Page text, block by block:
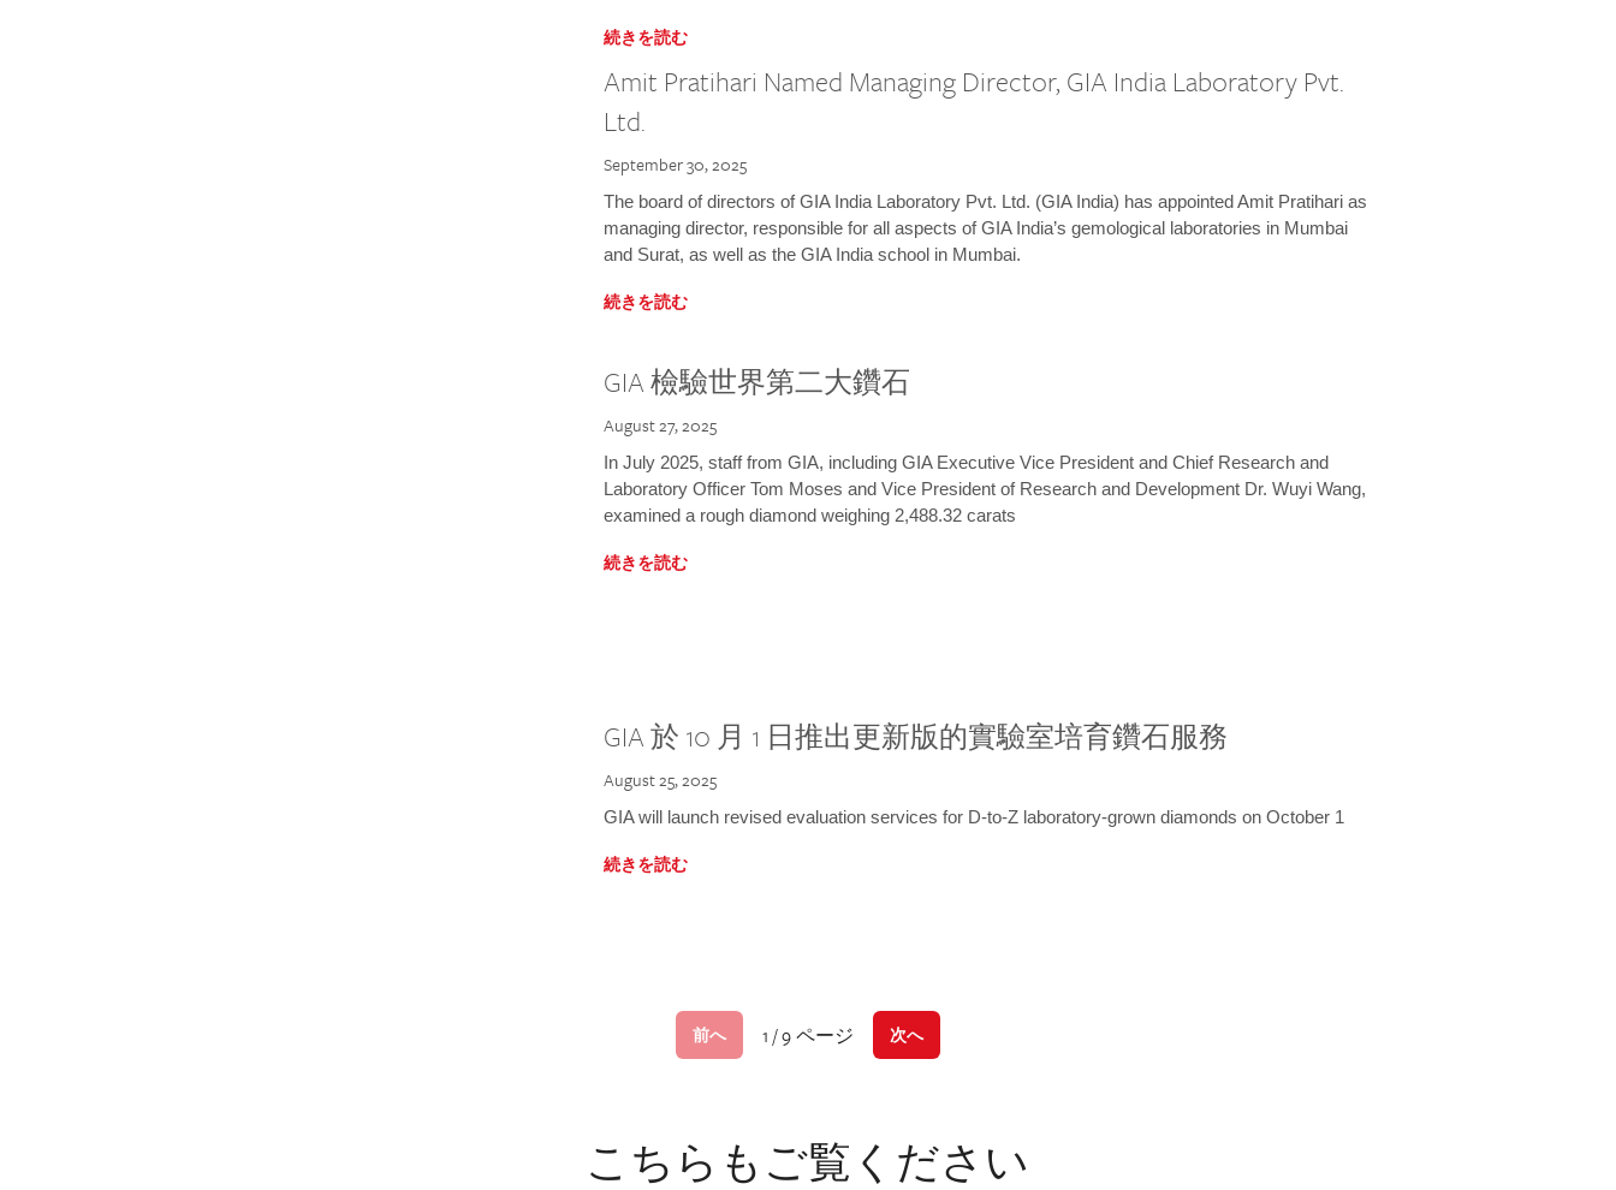
続きを読む
Amit Pratihari Named Managing Director, GIA India Laboratory Pvt.
Ltd.
September 30, 2025
The board of directors of GIA India Laboratory Pvt. Ltd. (GIA India) has appointed Amit Pratihari as
managing director, responsible for all aspects of GIA India’s gemological laboratories in Mumbai
and Surat, as well as the GIA India school in Mumbai.
続きを読む
GIA 檢驗世界第二大鑽石
August 27, 2025
In July 2025, staff from GIA, including GIA Executive Vice President and Chief Research and
Laboratory Officer Tom Moses and Vice President of Research and Development Dr. Wuyi Wang,
examined a rough diamond weighing 2,488.32 carats
続きを読む
GIA 於 10 月 1 日推出更新版的實驗室培育鑽石服務
August 25, 2025
GIA will launch revised evaluation services for D-to-Z laboratory-grown diamonds on October 1
続きを読む
前へ 1 / 9 ページ 次へ
こちらもご覧ください